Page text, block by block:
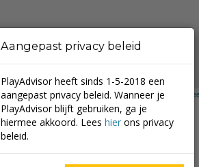
Leaflet | ©Mapbox ©
Aangepast privacy beleid
PlayAdvisor heeft sinds 1-5-2018 een
aangepast privacy beleid. Wanneer je
PlayAdvisor blijft gebruiken, ga je
hiermee akkoord. Lees hier ons privacy
beleid.